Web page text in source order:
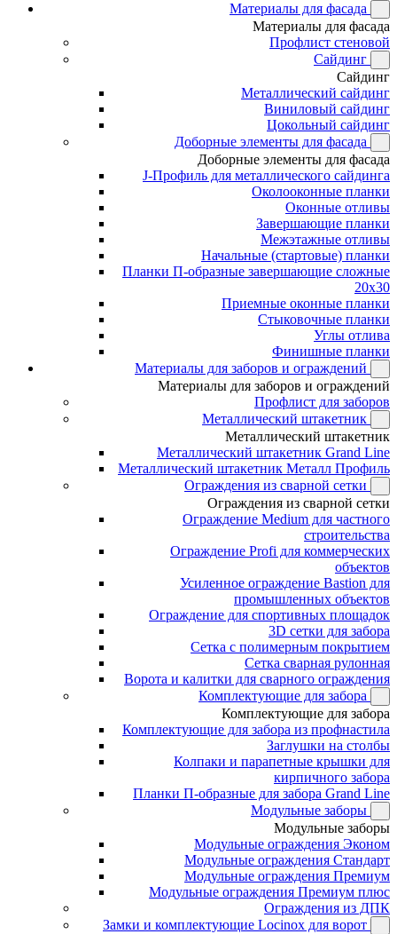
Материалы для фасада
Материалы для фасада
Профлист стеновой
Сайдинг
Сайдинг
Металлический сайдинг
Виниловый сайдинг
Цокольный сайдинг
Доборные элементы для фасада
Доборные элементы для фасада
J-Профиль для металлического сайдинга
Околооконные планки
Оконные отливы
Завершающие планки
Межэтажные отливы
Начальные (стартовые) планки
Планки П-образные завершающие сложные
20x30
Приемные оконные планки
Стыковочные планки
Углы отлива
Финишные планки
Материалы для заборов и ограждений
Материалы для заборов и ограждений
Профлист для заборов
Металлический штакетник
Металлический штакетник
Металлический штакетник Grand Line
Металлический штакетник Металл Профиль
Ограждения из сварной сетки
Ограждения из сварной сетки
Ограждение Medium для частного
строительства
Ограждение Profi для коммерческих
объектов
Усиленное ограждение Bastion для
промышленных объектов
Ограждение для спортивных площадок
3D сетки для забора
Сетка с полимерным покрытием
Сетка сварная рулонная
Ворота и калитки для сварного ограждения
Комплектующие для забора
Комплектующие для забора
Комплектующие для забора из профнастила
Заглушки на столбы
Колпаки и парапетные крышки для
кирпичного забора
Планки П-образные для забора Grand Line
Модульные заборы
Модульные заборы
Модульные ограждения Эконом
Модульные ограждения Стандарт
Модульные ограждения Премиум
Модульные ограждения Премиум плюс
Ограждения из ДПК
Замки и комплектующие Locinox для ворот